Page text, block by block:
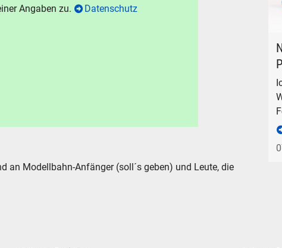
Angaben zu. Datenschutz
an Modellbahn-Anfänger (soll´s geben) und Leute, die